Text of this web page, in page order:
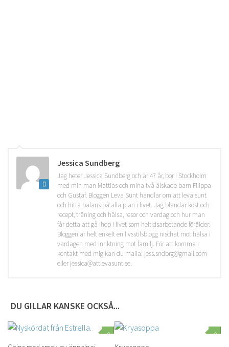
Jessica Sundberg
Jag heter Jessica Sundberg och är 47 år, bor i Stockholm
med min man Mattias och mina två älskade barn Filippa
och Gustaf. Bloggen Leva Sunt handlar om att leva sunt
och hitta balans på alla plan i livet. Jag blandar kost och
recept, träning och hälsa, resor och vardag och hur man
får detta att gå ihop i livet som heltidsarbetande förälder.
Bloggen är helt enkelt en livsstilsblogg nischat mot hälsa i
vardagen med inriktning mot familj. För att komma i
kontakt med mig kan du maila: jess.sndbrg@gmail.com
eller jessica@attlevasunt.se.
DU GILLAR KANSKE OCKSÅ...
0 0